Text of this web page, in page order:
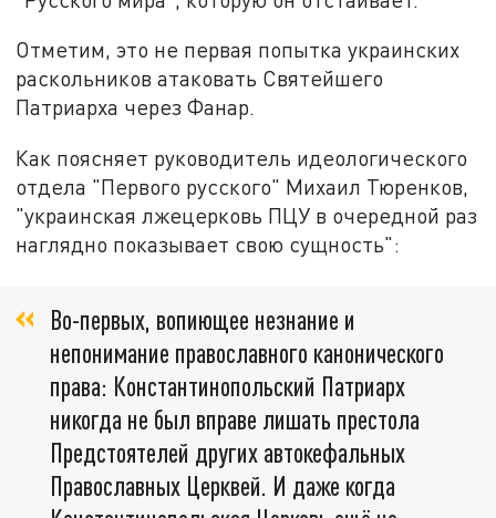
Отметим, это не первая попытка украинских
раскольниковатаковать Святейшего
Патриарха через Фанар.
Как поясняет руководитель идеологического
отдела "Первого русского" Михаил Тюренков,
"украинская лжецерковь ПЦУ в очередной раз
наглядно показывает свою сущность":
Во-первых, вопиющее незнание и
непонимание православного канонического
права: Константинопольский Патриарх
никогда не был вправе лишать престола
Предстоятелей других автокефальных
Православных Церквей. И даже когда